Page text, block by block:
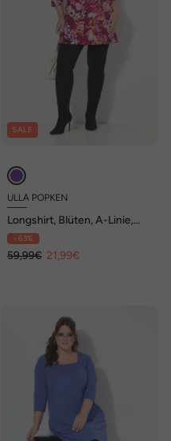
SALE
ULLA POPKEN
Longshirt, Blüten, A-Linie,
Tunika-Ausschnitt, 3/4-Arm
- 63%
59,99€ 21,99€